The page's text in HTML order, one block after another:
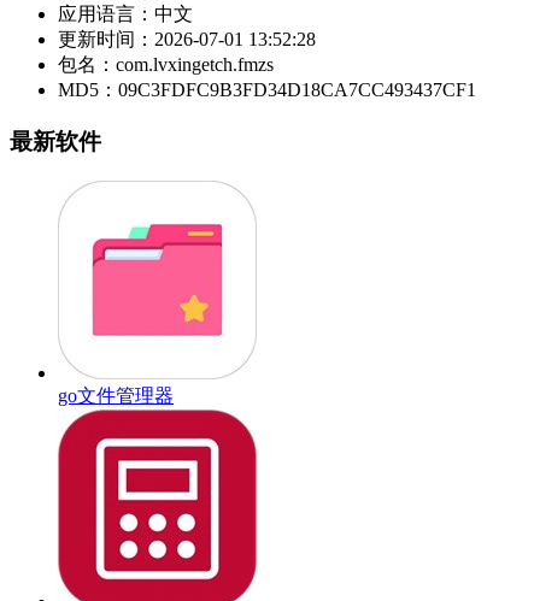
应用语言： 中文
更新时间： 2026-07-01 13:52:28
包名： com.lvxingetch.fmzs
MD5： 09C3FDFC9B3FD34D18CA7CC493437CF1
最新软件
go文件管理器